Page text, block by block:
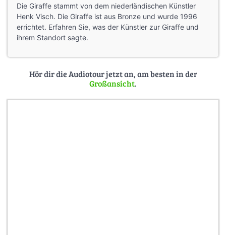
Die Giraffe stammt von dem niederländischen Künstler
Henk Visch. Die Giraffe ist aus Bronze und wurde 1996
errichtet. Erfahren Sie, was der Künstler zur Giraffe und
ihrem Standort sagte.
Hör dir die Audiotour jetzt an, am besten in der
Großansicht.